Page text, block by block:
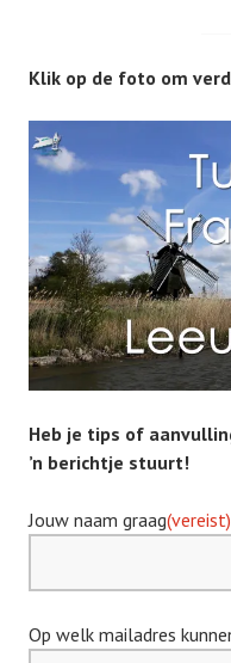
Klik op de foto om
Heb je tips of
’n berichtje stuurt!
Jouw naam graag(vereist)
Op welk mailadres